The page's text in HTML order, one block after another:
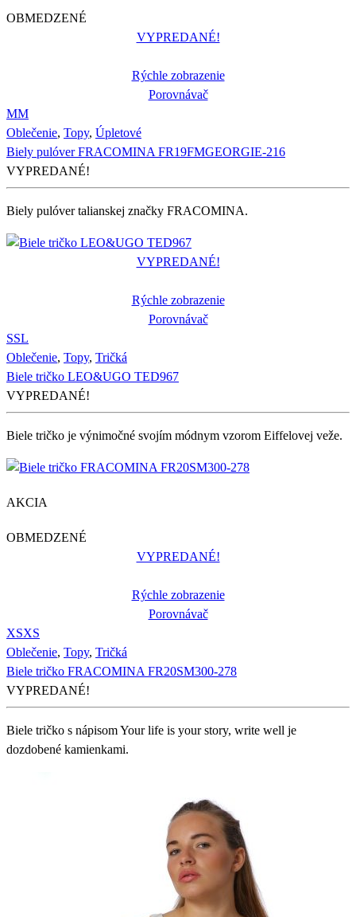
OBMEDZENÉ
VYPREDANÉ!
Rýchle zobrazenie
Porovnávač
MM
Oblečenie, Topy, Úpletové
Biely pulóver FRACOMINA FR19FMGEORGIE-216
VYPREDANÉ!
Biely pulóver talianskej značky FRACOMINA.
VYPREDANÉ!
Rýchle zobrazenie
Porovnávač
SSL
Oblečenie, Topy, Tričká
Biele tričko LEO&UGO TED967
VYPREDANÉ!
Biele tričko je výnimočné svojím módnym vzorom Eiffelovej veže.
AKCIA
OBMEDZENÉ
VYPREDANÉ!
Rýchle zobrazenie
Porovnávač
XSXS
Oblečenie, Topy, Tričká
Biele tričko FRACOMINA FR20SM300-278
VYPREDANÉ!
Biele tričko s nápisom Your life is your story, write well je
dozdobené kamienkami.